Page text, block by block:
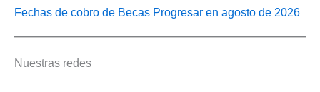
Fechas de cobro de Becas Progresar en agosto de 2026
Nuestras redes